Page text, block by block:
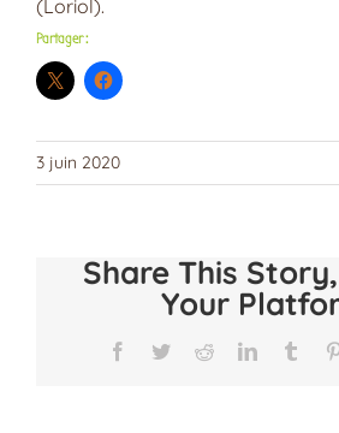
(Loriol).
Partager :
3 juin 2020
Share This
Your
Facebook
TwitterRedditLinkedIn